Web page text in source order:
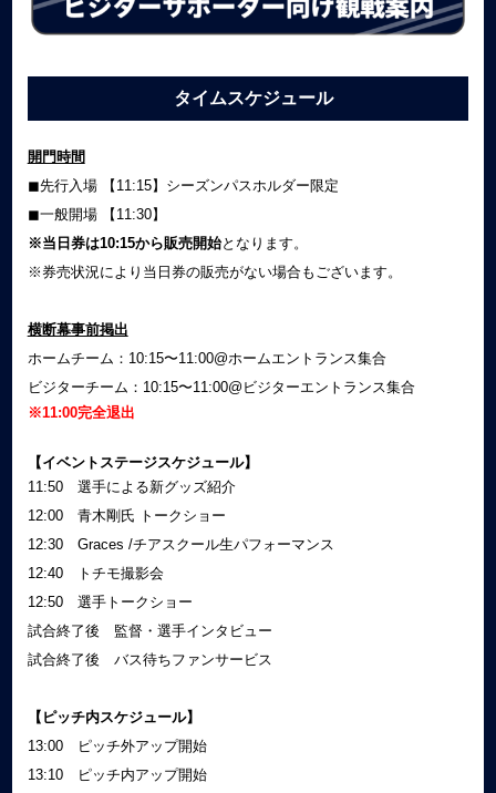
タイムスケジュール
開門時間
◼︎先行入場 【11:15】シーズンパスホルダー限定
◼︎一般開場 【11:30】
※当日券は10:15から販売開始となります。
※券売状況により当日券の販売がない場合もございます。
横断幕事前掲出
ホームチーム：10:15〜11:00@ホームエントランス集合
ビジターチーム：10:15〜11:00@ビジターエントランス集合
※11:00完全退出
【イベントステージスケジュール】
11:50 選手による新グッズ紹介
12:00 青木剛氏 トークショー
12:30 Graces /チアスクール生パフォーマンス
12:40 トチモ撮影会
12:50 選手トークショー
試合終了後 監督・選手インタビュー
試合終了後 バス待ちファンサービス
【ピッチ内スケジュール】
13:00 ピッチ外アップ開始
13:10 ピッチ内アップ開始